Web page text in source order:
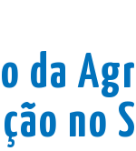
da
no